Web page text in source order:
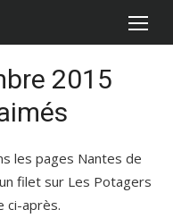
2015
les pages Nantes de
filet sur Les Potagers
ci-après.